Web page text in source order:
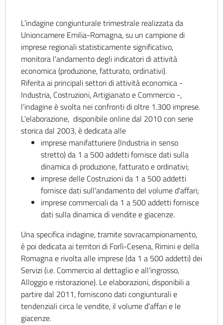
L’indagine congiunturale trimestrale realizzata da
Unioncamere Emilia-Romagna, su un campione di
imprese regionali statisticamente significativo,
monitora l'andamento degli indicatori di attività
economica (produzione, fatturato, ordinativi).
Riferita ai principali settori di attività economica -
Industria, Costruzioni, Artigianato e Commercio -,
l’indagine è svolta nei confronti di oltre 1.300 imprese.
L'elaborazione, disponibile online dal 2010 con serie
storica dal 2003, è dedicata alle
imprese manifatturiere (Industria in senso
stretto) da 1 a 500 addetti fornisce dati sulla
dinamica di produzione, fatturato e ordinativi;
imprese delle Costruzioni da 1 a 500 addetti
fornisce dati sull'andamento del volume d'affari;
imprese commerciali da 1 a 500 addetti fornisce
dati sulla dinamica di vendite e giacenze.
Una specifica indagine, tramite sovracampionamento,
è poi dedicata ai territori di Forlì-Cesena, Rimini e della
Romagna e rivolta alle imprese (da 1 a 500 addetti) dei
Servizi (i.e. Commercio al dettaglio e all’ingrosso,
Alloggio e ristorazione). Le elaborazioni, disponibili a
partire dal 2011, forniscono dati congiunturali e
tendenziali circa le vendite, il volume d’affari e le
giacenze.